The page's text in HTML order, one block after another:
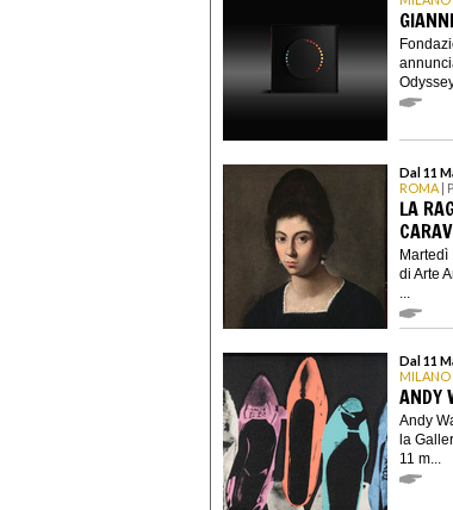
Dal 11
ROMA |
LA
Martedì
di Arte
Dal 11
MILANO
ANDY
Andy
la
11 m...